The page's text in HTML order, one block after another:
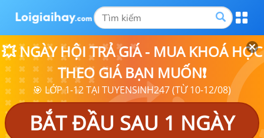
💥 NGÀY HỘI TRẢ GIÁ - MUA KHOÁ HỌC
THEO GIÁ BẠN MUỐN❗
🎯 LỚP 1-12 TẠI TUYENSINH247 (TỪ 10-12/08)
BẮT ĐẦU SAU 1 NGÀY